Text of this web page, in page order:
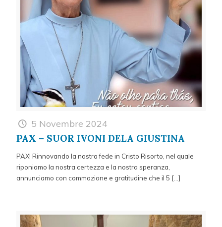
5 Novembre 2024
PAX – SUOR IVONI DELA GIUSTINA
PAX! Rinnovando la nostra fede in Cristo Risorto, nel quale
riponiamo la nostra certezza e la nostra speranza,
annunciamo con commozione e gratitudine che il 5 […]